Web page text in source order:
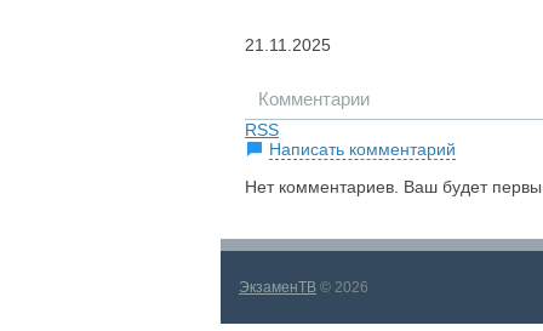
21.11.2025
Комментарии
RSS
Написать комментарий
Нет комментариев. Ваш будет
ЭкзаменТВ © 2026